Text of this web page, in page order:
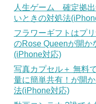
人生ゲーム 確定拠
いときの対処法
フラワーギフトはプ
のRose Queenが開か
(iPhone対応)
写真カプセル＋ 無料
量に簡単共有！が開
法(iPhone対応)